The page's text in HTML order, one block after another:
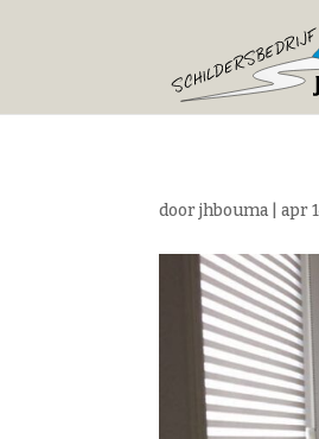
doorjhbouma|apr